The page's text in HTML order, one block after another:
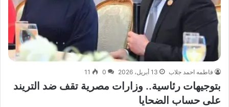
فاطمه احمد جلاب 13 أبريل، 2026 0
11
بتوجيهات رئاسية.. وزارات مصرية تقف ضد التريند
على حساب الضحايا